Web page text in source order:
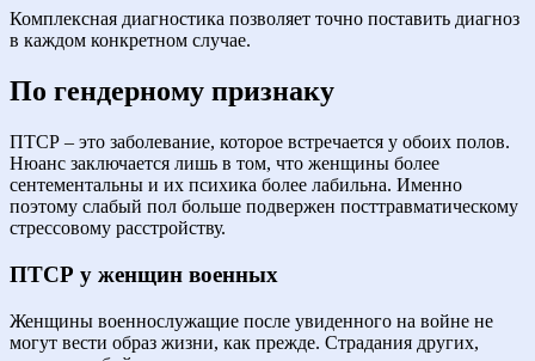
Комплексная диагностика позволяет точно поставить диагноз
в каждом конкретном случае.
По гендерному признаку
ПТСР – это заболевание, которое встречается у обоих полов.
Нюанс заключается лишь в том, что женщины более
сентементальны и их психика более лабильна. Именно
поэтому слабый пол больше подвержен посттравматическому
стрессовому расстройству.
ПТСР у женщин военных
Женщины военнослужащие после увиденного на войне не
могут вести образ жизни, как прежде. Страдания других,